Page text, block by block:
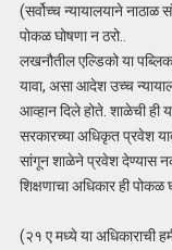
(सर्वोच्च न्यायालयाने
पोकळ घोषणा न ठरो..
लखनौतील एल्डिको या
यावा, असा आदेश उच्च
आव्हान दिले होते. शाळेची ही
सरकारच्या अधिकृत प्रवेश
सांगून शाळेने प्रवेश देण्यास
शिक्षणाचा अधिकार ही
(२१ ए मध्ये या अधिकाराची